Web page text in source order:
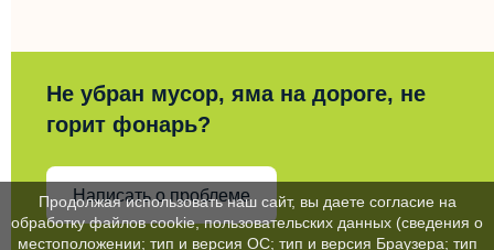
Не убран мусор, яма на дороге, не
горит фонарь?
Написать о проблеме
Продолжая использовать наш сайт, вы даете согласие на
обработку файлов cookie, пользовательских данных (сведения о
местоположении; тип и версия ОС; тип и версия Браузера; тип